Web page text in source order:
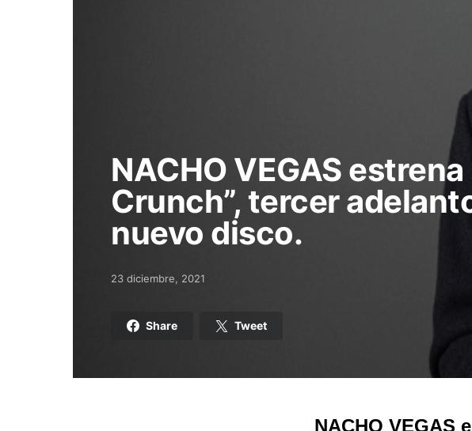
NACHO VEGAS estrena
Crunch”, tercer
nuevo disco.
Posted on
23 diciembre, 2021
Share Tweet
NACHO VEGAS